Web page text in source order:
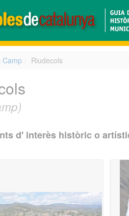
Camp Riudecols
d' interès històric o